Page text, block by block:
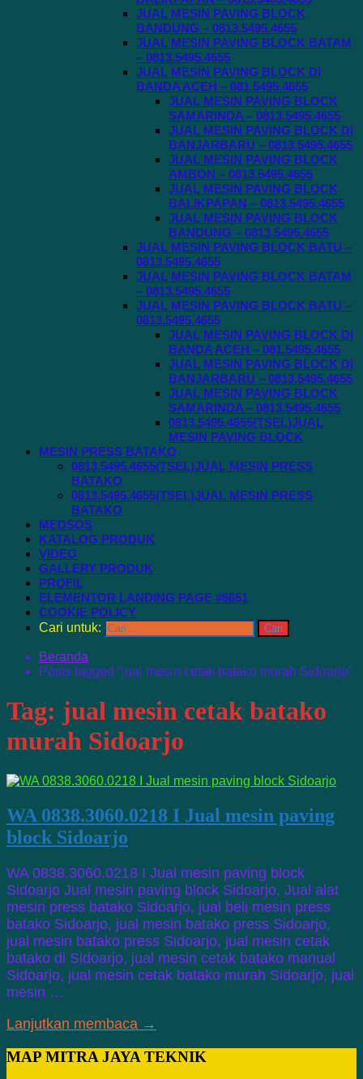
JUAL MESIN PAVING BLOCK
BANDUNG – 0813.5495.4655
JUAL MESIN PAVING BLOCK BATAM
– 0813.5495.4655
JUAL MESIN PAVING BLOCK DI
BANDA ACEH – 081.5495.4655
JUAL MESIN PAVING BLOCK
SAMARINDA – 0813.5495.4655
JUAL MESIN PAVING BLOCK DI
BANJARBARU – 0813.5495.4655
JUAL MESIN PAVING BLOCK
AMBON – 0813.5495.4655
JUAL MESIN PAVING BLOCK
BALIKPAPAN – 0813.5495.4655
JUAL MESIN PAVING BLOCK
BANDUNG – 0813.5495.4655
JUAL MESIN PAVING BLOCK BATU –
0813.5495.4655
JUAL MESIN PAVING BLOCK BATAM
– 0813.5495.4655
JUAL MESIN PAVING BLOCK BATU –
0813.5495.4655
JUAL MESIN PAVING BLOCK DI
BANDA ACEH – 081.5495.4655
JUAL MESIN PAVING BLOCK DI
BANJARBARU – 0813.5495.4655
JUAL MESIN PAVING BLOCK
SAMARINDA – 0813.5495.4655
0813.5495.4655(TSEL)JUAL
MESIN PAVING BLOCK
MESIN PRESS BATAKO
0813.5495.4655(TSEL)JUAL MESIN PRESS
BATAKO
0813.5495.4655(TSEL)JUAL MESIN PRESS
BATAKO
MEDSOS
KATALOG PRODUK
VIDEO
GALLERY PRODUK
PROFIL
ELEMENTOR LANDING PAGE #6651
COOKIE POLICY
Cari untuk:
Beranda
Posts tagged “jual mesin cetak batako murah Sidoarjo”
Tag: jual mesin cetak batako
murah Sidoarjo
WA 0838.3060.0218 I Jual mesin paving
block Sidoarjo
WA 0838.3060.0218 I Jual mesin paving block
Sidoarjo Jual mesin paving block Sidoarjo, Jual alat
mesin press batako Sidoarjo, jual beli mesin press
batako Sidoarjo, jual mesin batako press Sidoarjo,
jual mesin batako press Sidoarjo, jual mesin cetak
batako di Sidoarjo, jual mesin cetak batako manual
Sidoarjo, jual mesin cetak batako murah Sidoarjo, jual
mesin …
Lanjutkan membaca →
MAP MITRA JAYA TEKNIK